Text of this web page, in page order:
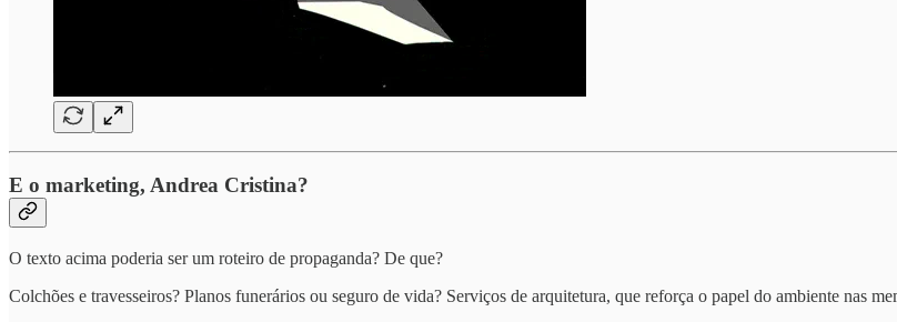
E o marketing, Andrea Cristina?
O texto acima poderia ser um roteiro de propaganda? De que?
Colchões e travesseiros? Planos funerários ou seguro de vida? Serviços de arquitetura, que reforça o papel do ambiente nas